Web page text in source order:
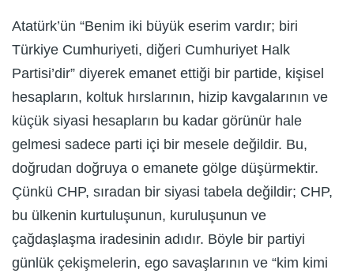
Atatürk’ün “Benim iki büyük eserim vardır; biri
Türkiye Cumhuriyeti, diğeri Cumhuriyet Halk
Partisi’dir” diyerek emanet ettiği bir partide, kişisel
hesapların, koltuk hırslarının, hizip kavgalarının ve
küçük siyasi hesapların bu kadar görünür hale
gelmesi sadece parti içi bir mesele değildir. Bu,
doğrudan doğruya o emanete gölge düşürmektir.
Çünkü CHP, sıradan bir siyasi tabela değildir; CHP,
bu ülkenin kurtuluşunun, kuruluşunun ve
çağdaşlaşma iradesinin adıdır. Böyle bir partiyi
günlük çekişmelerin, ego savaşlarının ve “kim kimi